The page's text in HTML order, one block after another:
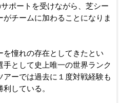
ポートを受けながら、芝シー
チームに加わることになりま
を憧れの存在としてきたとい
として史上唯一の世界ランク
アーでは過去に１度対戦経験も
している。